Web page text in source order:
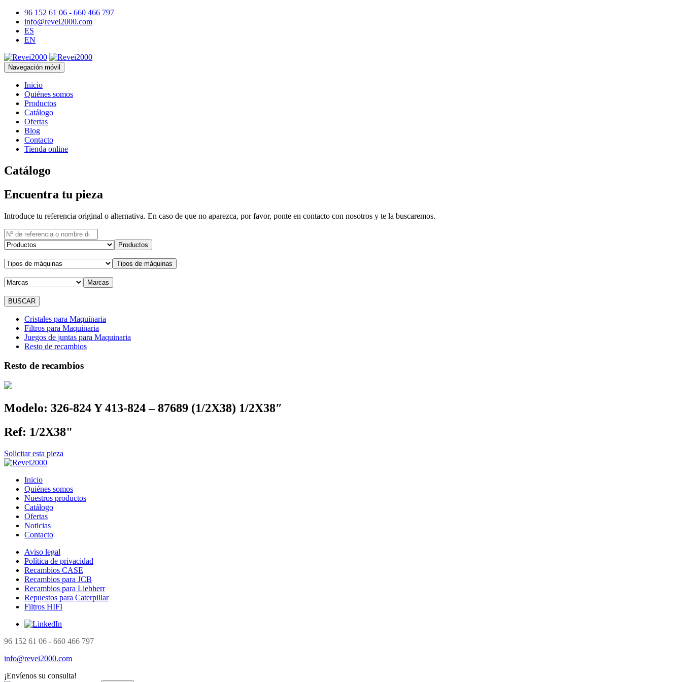
96 152 61 06 - 660 466 797
info@revei2000.com
ES
EN
Navegación móvil
Inicio
Quiénes somos
Productos
Catálogo
Ofertas
Blog
Contacto
Tienda online
Catálogo
Encuentra tu pieza
Introduce tu referencia original o alternativa. En caso de que no aparezca, por favor, ponte en contacto con nosotros y te la buscaremos.
Productos
Tipos de máquinas
Marcas
Cristales para Maquinaria
Filtros para Maquinaria
Juegos de juntas para Maquinaria
Resto de recambios
Resto de recambios
Modelo: 326-824 Y 413-824 – 87689 (1/2X38) 1/2X38″
Ref: 1/2X38"
Solicitar esta pieza
Inicio
Quiénes somos
Nuestros productos
Catálogo
Ofertas
Noticias
Contacto
Aviso legal
Política de privacidad
Recambios CASE
Recambios para JCB
Recambios para Liebherr
Repuestos para Caterpillar
Filtros HIFI
96 152 61 06 - 660 466 797
info@revei2000.com
¡Envíenos su consulta!